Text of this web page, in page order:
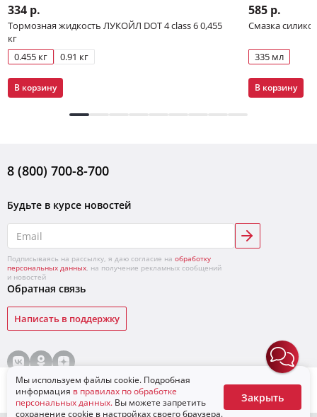
В корзину
334 р.
Тормозная жидкость ЛУКОЙЛ DOT 4 class 6 0,455
кг
0.455 кг
0.91 кг
В корзину
585 р.
Смазка
335 мл
В корзину
8 (800) 700-8-700
Будьте в курсе новостей
Подписываясь на рассылку, я даю согласие на обработку
персональных данных, на получение рекламных сообщений
и новостей
Обратная связь
Написать в поддержку
© «ЛУКОЙЛ»,2026 Условия продажи товаров
Конфиденциальность
Для бизнеса
Мы используем файлы cookie. Подробная
информация в правилах по обработке
персональных данных. Вы можете запретить
сохранение cookie в настройках своего браузера.
Закрыть